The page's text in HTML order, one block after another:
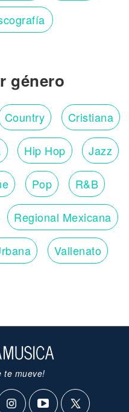
género
Country Cristiana
Hip Hop Jazz
Pop R&B
Regional Mexicana
Vallenato
te mueve!